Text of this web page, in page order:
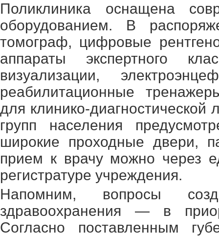
Поликлиника оснащена
оборудованием. В
томограф, цифровые
аппараты экспертного
визуализации,
реабилитационные
для клинико-
групп населения
широкие проходные двери,
прием к врачу можно через
регистратуре учреждения.
Напомним, вопросы
здравоохранения — в
Согласно поставленным